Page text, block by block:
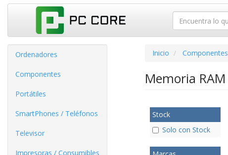
Ordenadores
Componentes
Portátiles
SmartPhones / Teléfonos
Televisor
Impresoras / Consumibles
Inicio Componentes
Memoria RAM
Stock
Solo con Stock